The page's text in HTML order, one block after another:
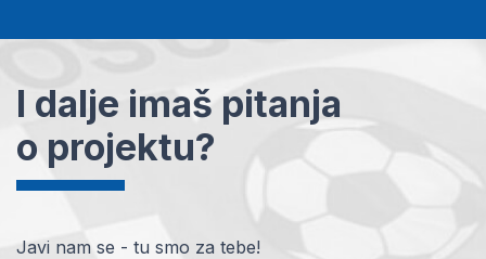
I dalje imaš pitanja
o projektu?
Javi nam se - tu smo za tebe!